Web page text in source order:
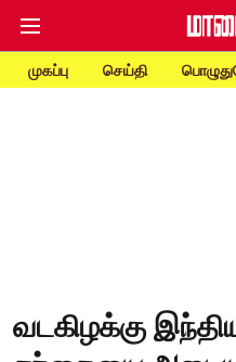
முகப்பு செய்தி
வடகிழக்கு